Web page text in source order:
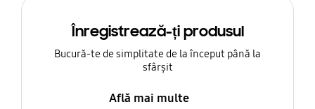
Înregistrează-ți produsul
Bucură-te de simplitate de la început până la
sfârșit
Află mai multe